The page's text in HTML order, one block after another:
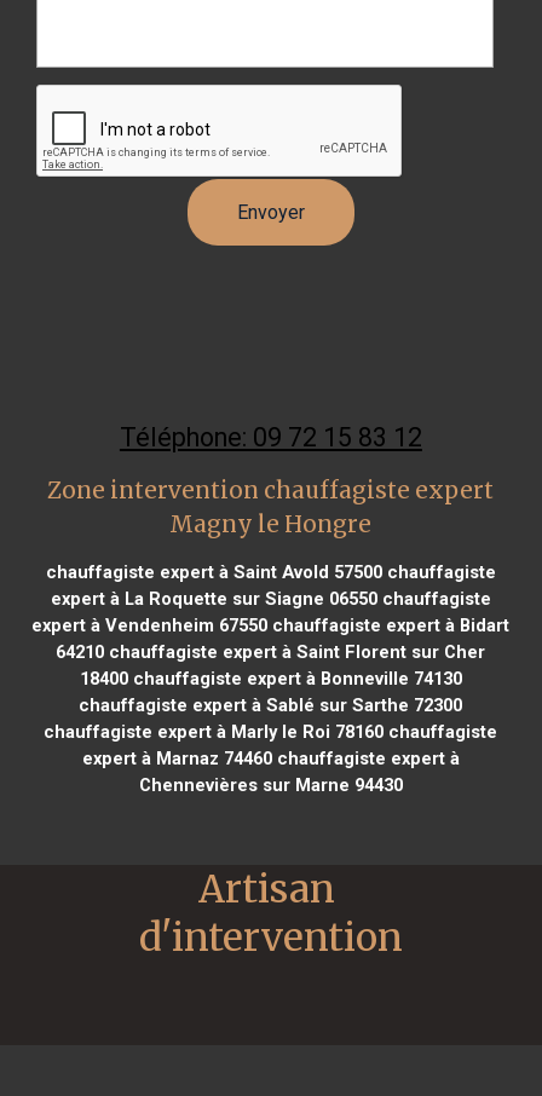
Téléphone: 09 72 15 83 12
Zone intervention chauffagiste expert
Magny le Hongre
chauffagiste expert à Saint Avold 57500chauffagiste
expert à La Roquette sur Siagne 06550chauffagiste
expert à Vendenheim 67550 chauffagiste expert à Bidart
64210 chauffagiste expert à Saint Florent sur Cher
18400chauffagiste expert à Bonneville 74130
chauffagiste expert à Sablé sur Sarthe 72300
chauffagiste expert à Marly le Roi 78160 chauffagiste
expert à Marnaz 74460chauffagiste expert à
Chennevières sur Marne 94430
Artisan
d'intervention